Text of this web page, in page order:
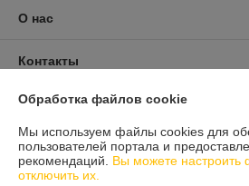
О нас
Контакты
Доставка и оплата
График работы
Обработка файлов cookie
Мы используем файлы cookies для
пользователей портала и
рекомендаций. Вы можете настроить
отключить их.